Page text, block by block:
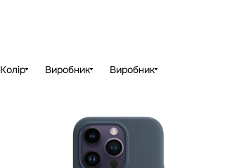
Колір Виробник Виробник